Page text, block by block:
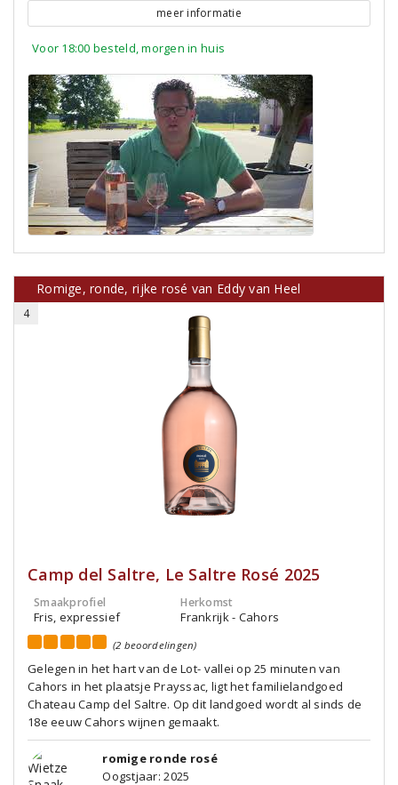
meer informatie
Voor 18:00 besteld, morgen in huis
Romige, ronde, rijke rosé van Eddy van Heel
4
Camp del Saltre, Le Saltre Rosé 2025
Smaakprofiel
Fris, expressief
Herkomst
Frankrijk - Cahors
(2 beoordelingen)
Gelegen in het hart van de Lot- vallei op 25 minuten van
Cahors in het plaatsje Prayssac, ligt het familielandgoed
Chateau Camp del Saltre. Op dit landgoed wordt al sinds de
18e eeuw Cahors wijnen gemaakt.
romige ronde rosé
Oogstjaar: 2025